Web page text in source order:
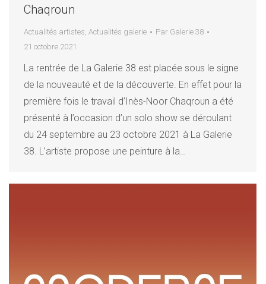
Chaqroun
Actualités artistes, Actualités galerie Par Galerie 38
21 octobre 2021
La rentrée de La Galerie 38 est placée sous le signe
de la nouveauté et de la découverte. En effet pour la
première fois le travail d’Inès-Noor Chaqroun a été
présenté à l’occasion d’un solo show se déroulant
du 24 septembre au 23 octobre 2021 à La Galerie
38. L’artiste propose une peinture à la…